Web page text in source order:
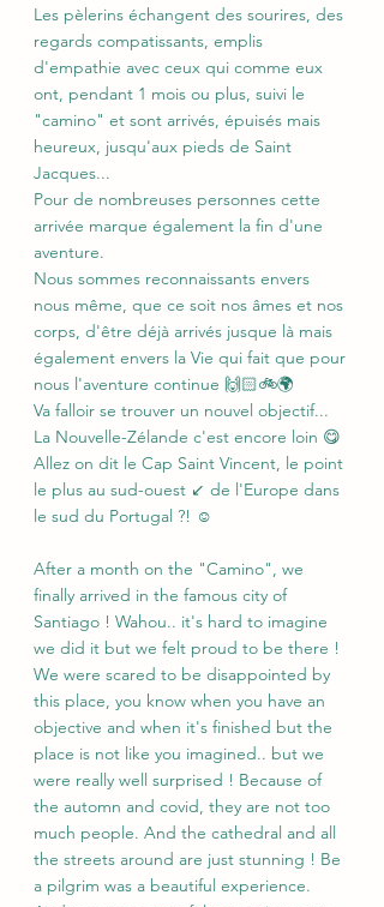
Les pèlerins échangent des sourires, des
regards compatissants, emplis
d'empathie avec ceux qui comme eux
ont, pendant 1 mois ou plus, suivi le
"camino" et sont arrivés, épuisés mais
heureux, jusqu'aux pieds de Saint
Jacques...
Pour de nombreuses personnes cette
arrivée marque également la fin d'une
aventure.
Nous sommes reconnaissants envers
nous même, que ce soit nos âmes et nos
corps, d'être déjà arrivés jusque là mais
également envers la Vie qui fait que pour
nous l'aventure continue 🙌🏻🚲🌍
Va falloir se trouver un nouvel objectif...
La Nouvelle-Zélande c'est encore loin 😋
Allez on dit le Cap Saint Vincent, le point
le plus au sud-ouest ↙️ de l'Europe dans
le sud du Portugal ?! ☺️
After a month on the "Camino", we
finally arrived in the famous city of
Santiago ! Wahou.. it's hard to imagine
we did it but we felt proud to be there !
We were scared to be disappointed by
this place, you know when you have an
objective and when it's finished but the
place is not like you imagined.. but we
were really well surprised ! Because of
the automn and covid, they are not too
much people. And the cathedral and all
the streets around are just stunning ! Be
a pilgrim was a beautiful experience.